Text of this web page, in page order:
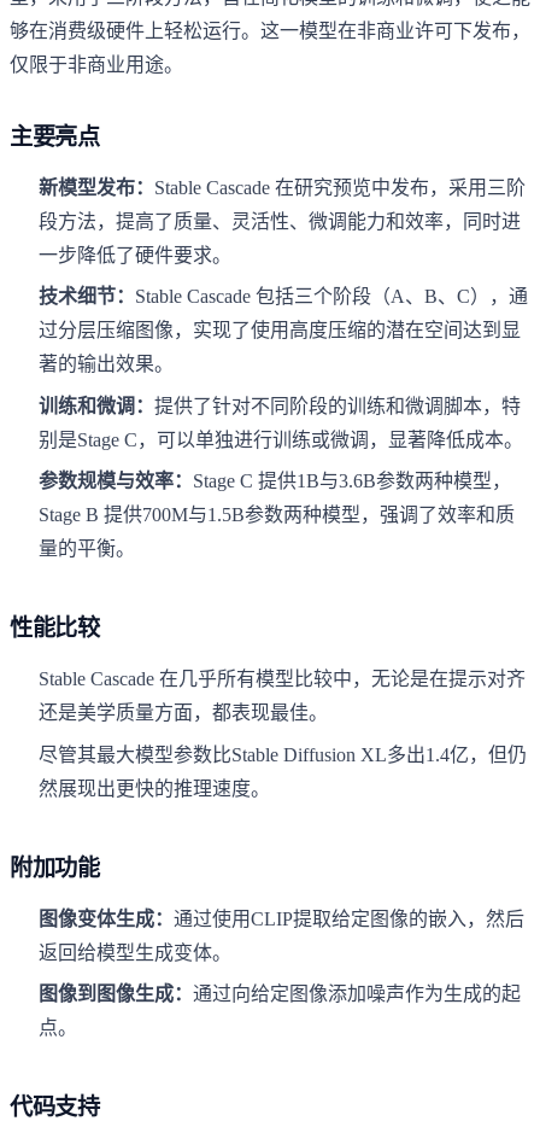
够在消费级硬件上轻松运行。这一模型在非商业许可下发布，
仅限于非商业用途。
主要亮点
新模型发布： Stable Cascade 在研究预览中发布，采用三阶
段方法，提高了质量、灵活性、微调能力和效率，同时进
一步降低了硬件要求。
技术细节： Stable Cascade 包括三个阶段（A、B、C），通
过分层压缩图像，实现了使用高度压缩的潜在空间达到显
著的输出效果。
训练和微调： 提供了针对不同阶段的训练和微调脚本，特
别是Stage C，可以单独进行训练或微调，显著降低成本。
参数规模与效率： Stage C 提供1B与3.6B参数两种模型，
Stage B 提供700M与1.5B参数两种模型，强调了效率和质
量的平衡。
性能比较
Stable Cascade 在几乎所有模型比较中，无论是在提示对齐
还是美学质量方面，都表现最佳。
尽管其最大模型参数比Stable Diffusion XL多出1.4亿，但仍
然展现出更快的推理速度。
附加功能
图像变体生成： 通过使用CLIP提取给定图像的嵌入，然后
返回给模型生成变体。
图像到图像生成： 通过向给定图像添加噪声作为生成的起
点。
代码支持